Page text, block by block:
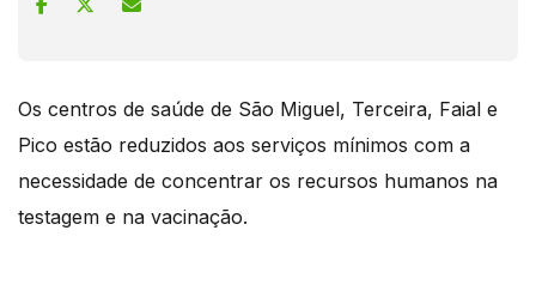
Os centros de saúde de São Miguel, Terceira, Faial e
Pico estão reduzidos aos serviços mínimos com a
necessidade de concentrar os recursos humanos na
testagem e na vacinação.